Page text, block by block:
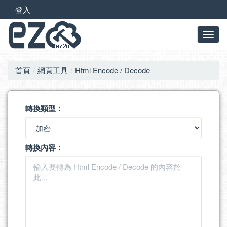
登入
首頁 網頁工具 Html Encode / Decode
轉換類型：
轉換內容：